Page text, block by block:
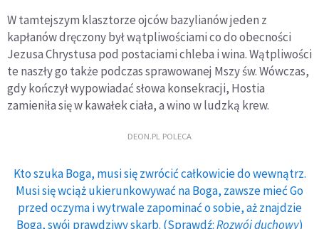
W tamtejszym klasztorze ojców bazylianów jeden z
kapłanów dręczony był wątpliwościami co do obecności
Jezusa Chrystusa pod postaciami chleba i wina. Wątpliwości
te naszły go także podczas sprawowanej Mszy św. Wówczas,
gdy kończył wypowiadać słowa konsekracji, Hostia
zamieniła się w kawałek ciała, a wino w ludzką krew.
DEON.PL POLECA
Kto szuka Boga, musi się zwrócić całkowicie do wewnątrz.
Musi się wciąż ukierunkowywać na Boga, zawsze mieć Go
przed oczyma i wytrwale zapominać o sobie, aż znajdzie
Boga, swój prawdziwy skarb. (Sprawdź:Rozwój duchowy)